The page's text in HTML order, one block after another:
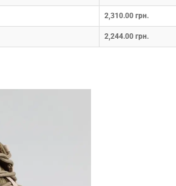
2,310.00 грн.
2,244.00 грн.